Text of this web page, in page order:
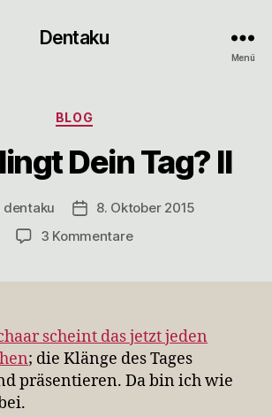
Dentaku
Menü
Kategorien
BLOG
Dein Tag? II
dentaku Veröffentlichungsdatum
8. Oktober 2015
3 Kommentarezu
II
scheint das jetzt jeden
; die Klänge des Tages
präsentieren. Da bin ich wie